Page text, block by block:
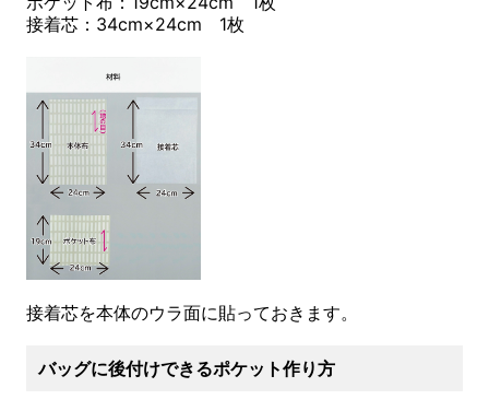
接着芯：34cm×24cm 1枚
接着芯を本体のウラ面に貼っておきます。
バッグに後付けできるポケット作り方